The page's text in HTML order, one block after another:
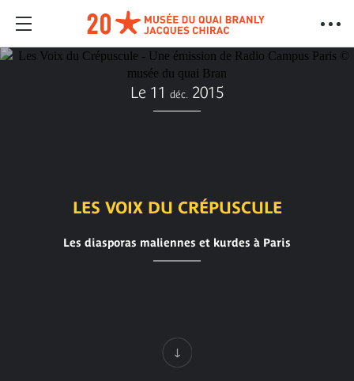
Le 11 déc. 2015
LES VOIX DU CRÉPUSCULE
Les diasporas maliennes et kurdes à Paris